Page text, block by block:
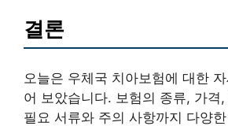
결론
오늘은 우체국 치아보험에 대한
어 보았습니다. 보험의 종류, 가격
필요 서류와 주의 사항까지 다양